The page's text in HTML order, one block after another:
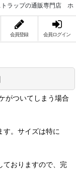
トラップの通販専門店 ホ
会員登録 会員ログイン
がついてしまう場合
。サイズは特に
ておりますので、完